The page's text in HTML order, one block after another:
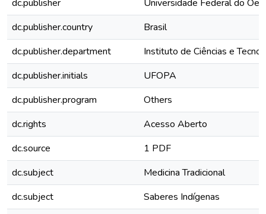
dc.publisher
Universidade Federal do
dc.publisher.country
Brasil
dc.publisher.department
Instituto de Ciências e
dc.publisher.initials
UFOPA
dc.publisher.program
Others
dc.rights
Acesso Aberto
dc.source
1 PDF
dc.subject
Medicina Tradicional
dc.subject
Saberes Indígenas